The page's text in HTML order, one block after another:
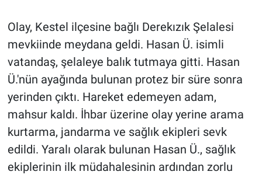
Olay, Kestel ilçesine bağlı Derekızık Şelalesi
mevkiinde meydana geldi. Hasan Ü. isimli
vatandaş, şelaleye balık tutmaya gitti. Hasan
Ü.'nün ayağında bulunan protez bir süre sonra
yerinden çıktı. Hareket edemeyen adam,
mahsur kaldı. İhbar üzerine olay yerine arama
kurtarma, jandarma ve sağlık ekipleri sevk
edildi. Yaralı olarak bulunan Hasan Ü., sağlık
ekiplerinin ilk müdahalesinin ardından zorlu